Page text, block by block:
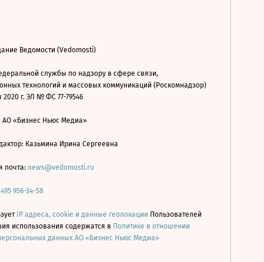
Ведомости (Vedomosti)
службы по надзору в сфере связи,
технологий и массовых коммуникаций (Роскомнадзор)
2020 г. ЭЛ № ФС 77-79546
АО «Бизнес Ньюс Медиа»
Казьмина Ирина Сергеевна
почта: news@vedomosti.ru
495 956-34-58
IP адреса, cookie и данные геолокации Пользователей
использования содержатся в Политике в отношении
данных АО «Бизнес Ньюс Медиа»